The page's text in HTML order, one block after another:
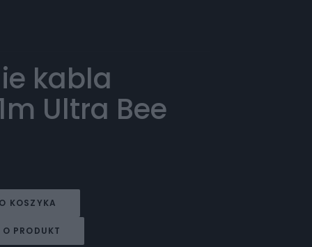
kabla
Ultra Bee
KOSZYKA
PRODUKT